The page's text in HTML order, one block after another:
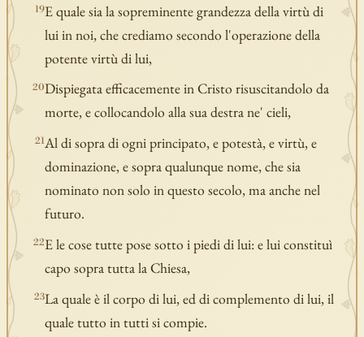
19E quale sia la sopreminente grandezza della virtù di
lui in noi, che crediamo secondo l'operazione della
potente virtù di lui,
20Dispiegata efficacemente in Cristo risuscitandolo da
morte, e collocandolo alla sua destra ne' cieli,
21Al di sopra di ogni principato, e potestà, e virtù, e
dominazione, e sopra qualunque nome, che sia
nominato non solo in questo secolo, ma anche nel
futuro.
22E le cose tutte pose sotto i piedi di lui: e lui constituì
capo sopra tutta la Chiesa,
23La quale è il corpo di lui, ed di complemento di lui, il
quale tutto in tutti si compie.